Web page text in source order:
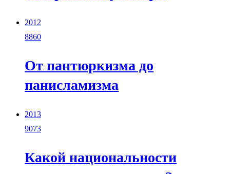
2012
8860
От пантюркизма до
панисламизма
2013
9073
Какой национальности